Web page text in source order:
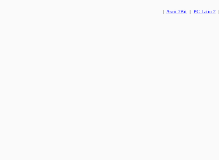
|- Ascii 7Bit -|- PC Latin 2